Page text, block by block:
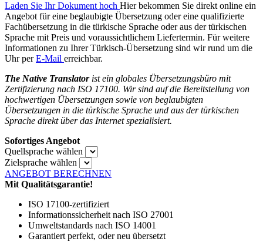
Laden Sie Ihr Dokument hoch Hier bekommen Sie direkt online ein
Angebot für eine beglaubigte Übersetzung oder eine qualifizierte
Fachübersetzung in die türkische Sprache oder aus der türkischen
Sprache mit Preis und voraussichtlichem Liefertermin. Für weitere
Informationen zu Ihrer Türkisch-Übersetzung sind wir rund um die
Uhr perE-Mail erreichbar.
The Native Translatorist ein globales Übersetzungsbüro mit
Zertifizierung nach ISO 17100. Wir sind auf die Bereitstellung von
hochwertigen Übersetzungen sowie von beglaubigten
Übersetzungen in die türkische Sprache und aus der türkischen
Sprache direkt über das Internet spezialisiert.
Sofortiges Angebot
Quellsprache wählen
Zielsprache wählen
ANGEBOT BERECHNEN
Mit Qualitätsgarantie!
ISO 17100-zertifiziert
Informationssicherheit nach ISO 27001
Umweltstandards nach ISO 14001
Garantiert perfekt, oder neu übersetzt